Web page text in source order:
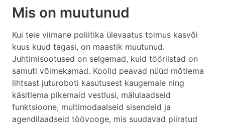
Mis on muutunud
Kui teie viimane poliitika ülevaatus toimus kasvõi
kuus kuud tagasi, on maastik muutunud.
Juhtimisootused on selgemad, kuid tööriistad on
samuti võimekamad. Koolid peavad nüüd mõtlema
lihtsast juturoboti kasutusest kaugemale ning
käsitlema pikemaid vestlusi, mälulaadseid
funktsioone, multimodaalseid sisendeid ja
agendilaadseid töövooge, mis suudavad piiratud